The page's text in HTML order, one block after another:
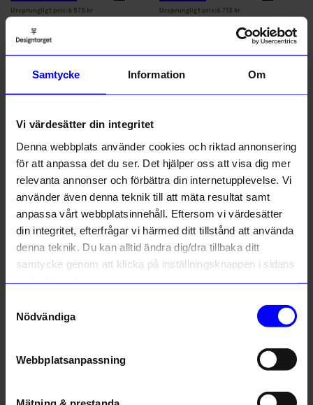
Samtycke Information Om
Vi värdesätter din integritet
Denna webbplats använder cookies och riktad annonsering
för att anpassa det du ser. Det hjälper oss att visa dig mer
relevanta annonser och förbättra din internetupplevelse. Vi
använder även denna teknik till att mäta resultat samt
anpassa vårt webbplatsinnehåll. Eftersom vi värdesätter
din integritet, efterfrågar vi härmed ditt tillstånd att använda
denna teknik. Du kan alltid ändra dig/dra tillbaka ditt
samtycke genom att klicka på inställningsknappen i sidans
Nödvändiga
Webbplatsanpassning
Ursprungligt pris:6 575 kr Ursprungligt pris:6 713 kr
Outlet
Atelje Lyktan
Bordslampa Bumling Mini 19cm Vit
5 369 kr
Ursprungligt pris:6 713 kr
Beställningsvara
Outlet
Atelje Lyktan
Bordslampa Plug Grå
2 089 kr
Ursprungligt pris:2 989 kr
I lager